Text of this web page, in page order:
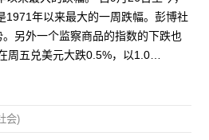
1971年以来最大的一周跌幅。彭博社
另外一个监察商品的指数的下跌也
周五兑美元大跌0.5%，以1.0…
会)